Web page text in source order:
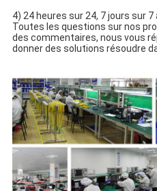
4) 24 heures sur 24, 7 jours sur
Toutes les questions sur nos
des commentaires, nous vous
donner des solutions résoudre